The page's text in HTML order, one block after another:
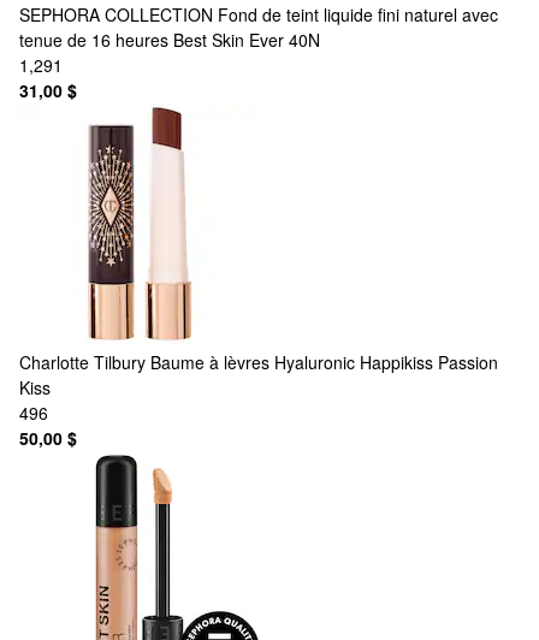
SEPHORA COLLECTION Fond de teint liquide fini naturel avec
tenue de 16 heures Best Skin Ever 40N
1,291
31,00 $
Charlotte Tilbury Baume à lèvres Hyaluronic Happikiss Passion
Kiss
496
50,00 $